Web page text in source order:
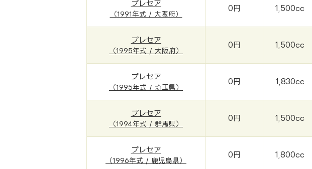
プレセア
（1991年式 / 大阪府）
0円 1,500cc
プレセア
（1995年式 / 大阪府）
0円 1,500cc
プレセア
（1995年式 / 埼玉県）
0円 1,830cc
プレセア
（1994年式 / 群馬県）
0円 1,500cc
プレセア
（1996年式 / 鹿児島県）
0円 1,800cc